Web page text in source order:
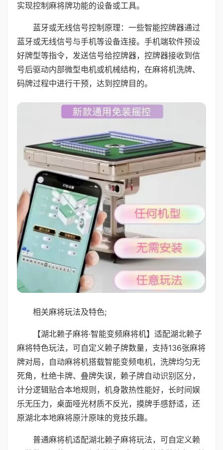
实现控制麻将牌功能的设备或工具。
蓝牙或无线信号控制原理：一些智能控牌器通过
蓝牙或无线信号与手机等设备连接。手机端软件预设
好牌型等指令，发送信号给控牌器，控牌器接收到信
号后驱动内部微型电机或机械结构，在麻将机洗牌、
码牌过程中进行干预，达到控牌目的。
相关麻将玩法及特色;
【湖北赖子麻将·智能变频麻将机】适配湖北赖子
麻将特色玩法，可自定义赖子牌数量，支持136张麻将
牌对局，自动麻将机搭载智能变频电机，洗牌均匀无
死角，杜绝卡牌、叠牌失误，赖子牌自动识别区分，
计分逻辑贴合本地规则，机身散热性能好，长时间娱
乐无压力，桌面哑光材质不反光，摸牌手感舒适，还
原湖北本地麻将原汁原味的竞技乐趣。
普通麻将机适配湖北赖子麻将玩法，可自定义赖